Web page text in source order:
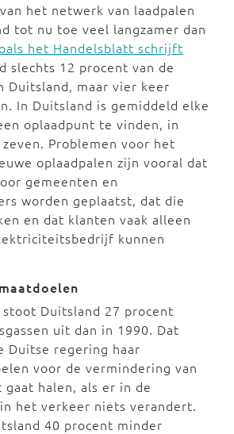
het netwerk van laadpalen
tot nu toe veel langzamer dan
het Handelsblatt schrijft
slechts 12 procent van de
Duitsland, maar vier keer
In Duitsland is gemiddeld elke
oplaadpunt te vinden, in
Problemen voor het
oplaadpalen zijn vooral dat
gemeenten en
worden geplaatst, dat die
en dat klanten vaak alleen
kunnen
Duitsland 27 procent
uit dan in 1990. Dat
Duitse regering haar
voor de vermindering van
halen, als er in de
het verkeer niets verandert.
40 procent minder